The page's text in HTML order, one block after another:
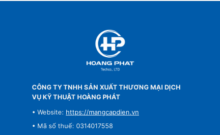
CÔNG TY TNHH SẢN XUẤT THƯƠNG MẠI DỊCH
VỤ KỸ THUẬT HOÀNG PHÁT
• Website: https://mangcapdien.vn
• Mã số thuế: 0314017558